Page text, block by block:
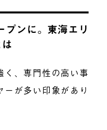
プンに。東海エリ
く、専門性の高い事
が多い印象があり